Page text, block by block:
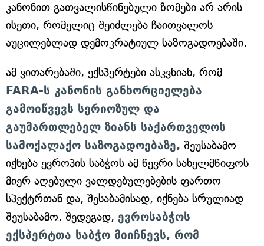
კანონით გათვალისწინებული ზომები არ არის
ისეთი, რომელიც შეიძლება ჩაითვალოს
აუცილებლად დემოკრატიულ საზოგადოებაში.
ამ ვითარებაში, ექსპერტები ასკვნიან, რომ
FARA-ს კანონის განხორციელება
გამოიწვევს სერიოზულ და
გაუმართლებელ ზიანს საქართველოს
სამოქალაქო საზოგადოებაზე, შეუსაბამო
იქნება ევროპის საბჭოს ამ წევრი სახელმწიფოს
მიერ აღებული ვალდებულებების ფართო
სპექტრთან და, შესაბამისად, იქნება სრულიად
შეუსაბამო. შედეგად, ევროსაბჭოს
ექსპერტთა საბჭო მიიჩნევს, რომ